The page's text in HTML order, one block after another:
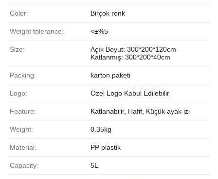
Color: Birçok renk
Weight tolerance: <±%5
Size:
Açık Boyut: 300*200*120cm
Katlanmış: 300*200*40cm
Packing: karton paketi
Logo: Özel Logo Kabul Edilebilir
Feature: Katlanabilir, Hafif, Küçük ayak izi
Weight: 0.35kg
Material: PP plastik
Capacity: 5L